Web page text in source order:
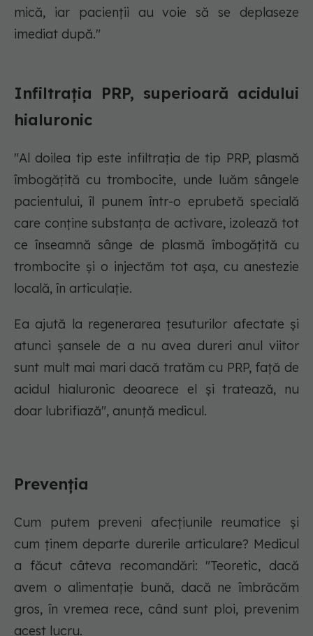
mică, iar pacienții au voie să se deplaseze
imediat după."
Infiltrația PRP, superioară acidului
hialuronic
"Al doilea tip este infiltrația de tip PRP, plasmă
îmbogățită cu trombocite, unde luăm sângele
pacientului, îl punem într-o eprubetă specială
care conține substanța de activare, izolează tot
ce înseamnă sânge de plasmă îmbogățită cu
trombocite și o injectăm tot așa, cu anestezie
locală, în articulație.
Ea ajută la regenerarea țesuturilor afectate și
atunci șansele de a nu avea dureri anul viitor
sunt mult mai mari dacă tratăm cu PRP, față de
acidul hialuronic deoarece el și tratează, nu
doar lubrifiază", anunță medicul.
Prevenția
Cum putem preveni afecțiunile reumatice și
cum ținem departe durerile articulare? Medicul
a făcut câteva recomandări: "Teoretic, dacă
avem o alimentație bună, dacă ne îmbrăcăm
gros, în vremea rece, când sunt ploi, prevenim
acest lucru.